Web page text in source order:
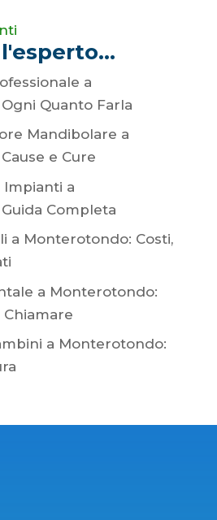
a
Quanto Farla
Mandibolare a
e Cure
Impianti a
Completa
a Monterotondo: Costi,
a Monterotondo:
Chiamare
a Monterotondo: